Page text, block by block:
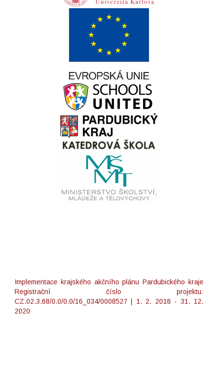
Implementace krajského akčního plánu Pardubického kraje
Registrační číslo projektu:
CZ.02.3.68/0.0/0.0/16_034/0008527 | 1. 2. 2018 - 31. 12.
2020